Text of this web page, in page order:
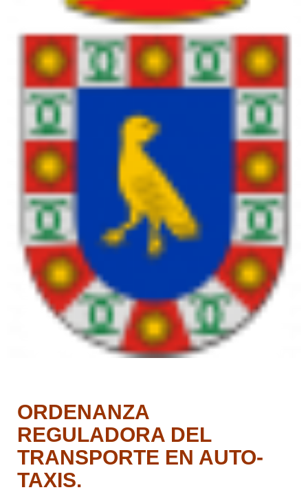
ORDENANZA
REGULADORA DEL
TRANSPORTE EN AUTO-
TAXIS.